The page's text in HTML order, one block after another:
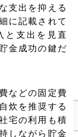
支出を抑える
に記載されて
と支出を見直
金成功の鍵だ
などの固定費
炊を推奨する
宅の利用も積
しながら貯金